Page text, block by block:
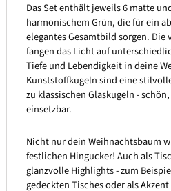
Das Set enthält jeweils 6 matte
harmonischem Grün, die für ein
elegantes Gesamtbild sorgen.
fangen das Licht auf
Tiefe und Lebendigkeit in deine
Kunststoffkugeln sind eine
zu klassischen Glaskugeln -
einsetzbar.
Nicht nur dein Weihnachtsbaum
festlichen Hingucker! Auch als
glanzvolle Highlights - zum
gedeckten Tisches oder als